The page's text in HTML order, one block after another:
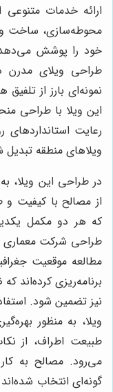
ارائه خدمات
محوطه‌سازی، ساخت و
خود را پوشش
نمونه‌ای بارز از
این ویلا با طراحی
رعایت استانداردهای
ویلاهای منطقه
در طراحی این ویلا،
از مصالح با کیفیت
که هر دو مکمل
طراحی شرکت معماری
مطالعه موقعیت
برنامه‌ریزی کرده‌اند
نیز تضمین شود.
ویلا، به منظور
طبیعت اطراف، از
می‌رود. مصالح به
گونه‌ای انتخاب